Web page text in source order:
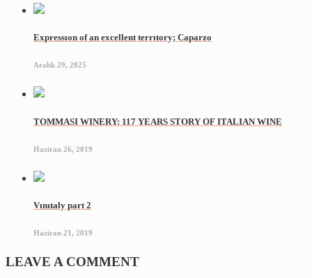
Expressıon of an excellent terrıtory; Caparzo
Aralık 29, 2025
TOMMASI WINERY: 117 YEARS STORY OF ITALIAN WINE
Haziran 26, 2019
Vınıtaly part 2
Haziran 21, 2019
LEAVE A COMMENT